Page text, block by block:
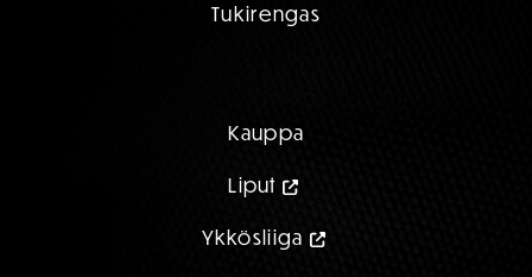
Tukirengas
Kauppa
Liput
Ykkösliiga